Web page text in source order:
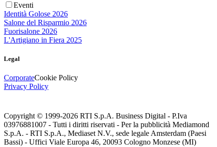
Eventi
Identità Golose 2026
Salone del Risparmio 2026
Fuorisalone 2026
L'Artigiano in Fiera 2025
Legal
CorporateCookie Policy
Privacy Policy
Copyright © 1999-2026 RTI S.p.A. Business Digital - P.Iva
03976881007 - Tutti i diritti riservati - Per la pubblicità Mediamond
S.p.A. - RTI S.p.A., Mediaset N.V., sede legale Amsterdam (Paesi
Bassi) - Uffici Viale Europa 46, 20093 Cologno Monzese (MI)